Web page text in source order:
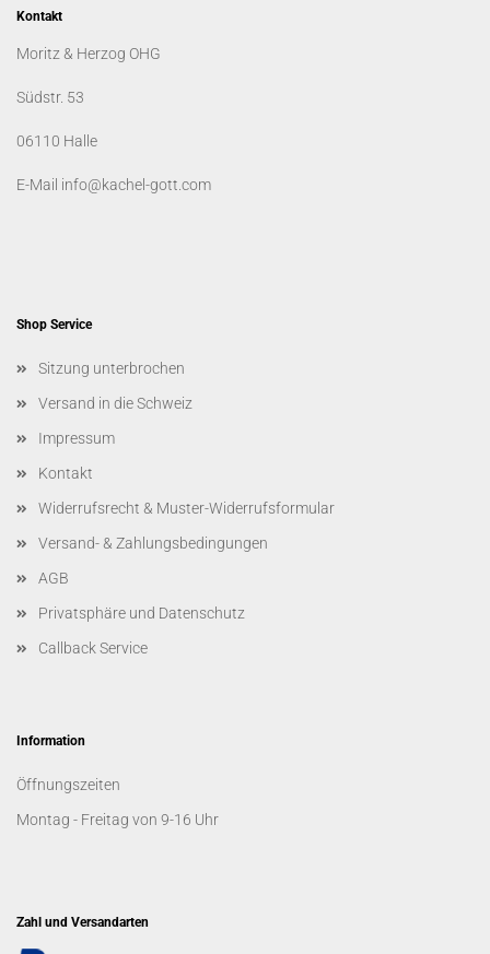
Kontakt
Moritz & Herzog OHG
Südstr. 53
06110 Halle
E-Mail info@kachel-gott.com
Shop Service
Sitzung unterbrochen
Versand in die Schweiz
Impressum
Kontakt
Widerrufsrecht & Muster-Widerrufsformular
Versand- & Zahlungsbedingungen
AGB
Privatsphäre und Datenschutz
Callback Service
Information
Öffnungszeiten
Montag - Freitag von 9-16 Uhr
Zahl und Versandarten